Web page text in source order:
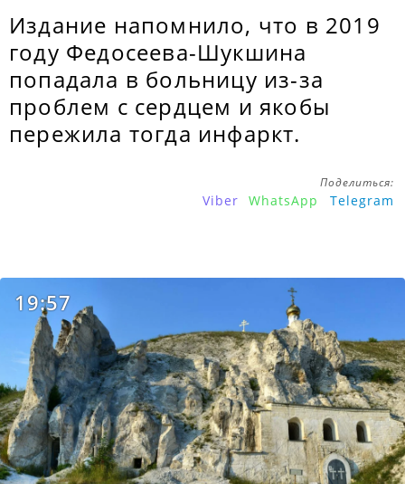
Издание напомнило, что в 2019
году Федосеева-Шукшина
попадала в больницу из-за
проблем с сердцем и якобы
пережила тогда инфаркт.
Поделиться:
Viber WhatsApp Telegram
19:57